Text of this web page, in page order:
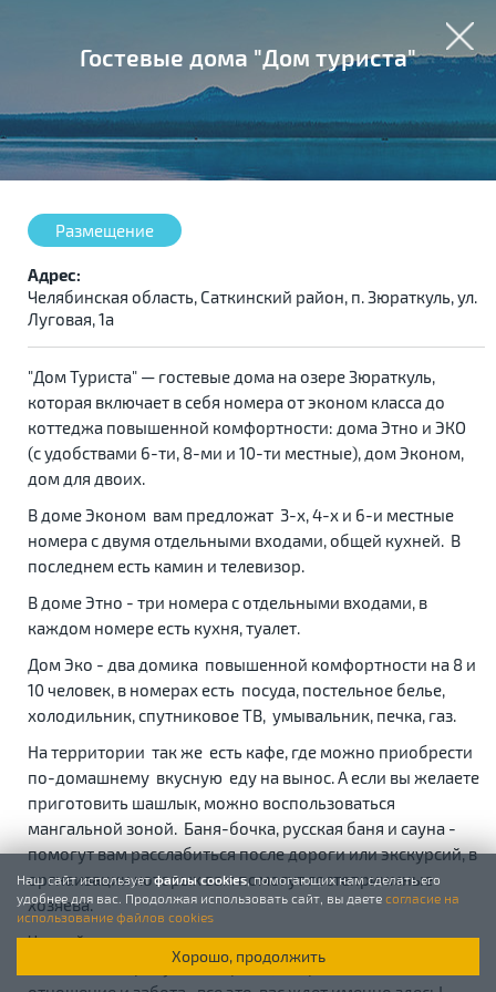
Гостевые дома "Дом туриста"
Размещение
Адрес:
Челябинская область, Саткинский район, п. Зюраткуль, ул.
Луговая, 1а
"Дом Туриста" — гостевые дома на озере Зюраткуль,
которая включает в себя номера от эконом класса до
коттеджа повышенной комфортности: дома Этно и ЭКО
(с удобствами 6-ти, 8-ми и 10-ти местные), дом Эконом,
дом для двоих.
В доме Эконом вам предложат 3-х, 4-х и 6-и местные
номера с двумя отдельными входами, общей кухней. В
последнем есть камин и телевизор.
В доме Этно - три номера с отдельными входами, в
каждом номере есть кухня, туалет.
Дом Эко - два домика повышенной комфортности на 8 и
10 человек, в номерах есть посуда, постельное белье,
холодильник, спутниковое ТВ, умывальник, печка, газ.
На территории так же есть кафе, где можно приобрести
по-домашнему вкусную еду на вынос. А если вы желаете
приготовить шашлык, можно воспользоваться
мангальной зоной. Баня-бочка, русская баня и сауна -
помогут вам расслабиться после дороги или экскурсий, в
оргнаизации которых вам помогут гостеприимные
хозяева.
Чистый воздух, прекрасная природа, тишина и
спокойствие, радушный прием, доброжелательное
Наш сайт используетфайлы cookies, помогающих нам сделать его
удобнее для вас. Продолжая использовать сайт, вы даете согласие на
использование файлов cookies
Хорошо, продолжить